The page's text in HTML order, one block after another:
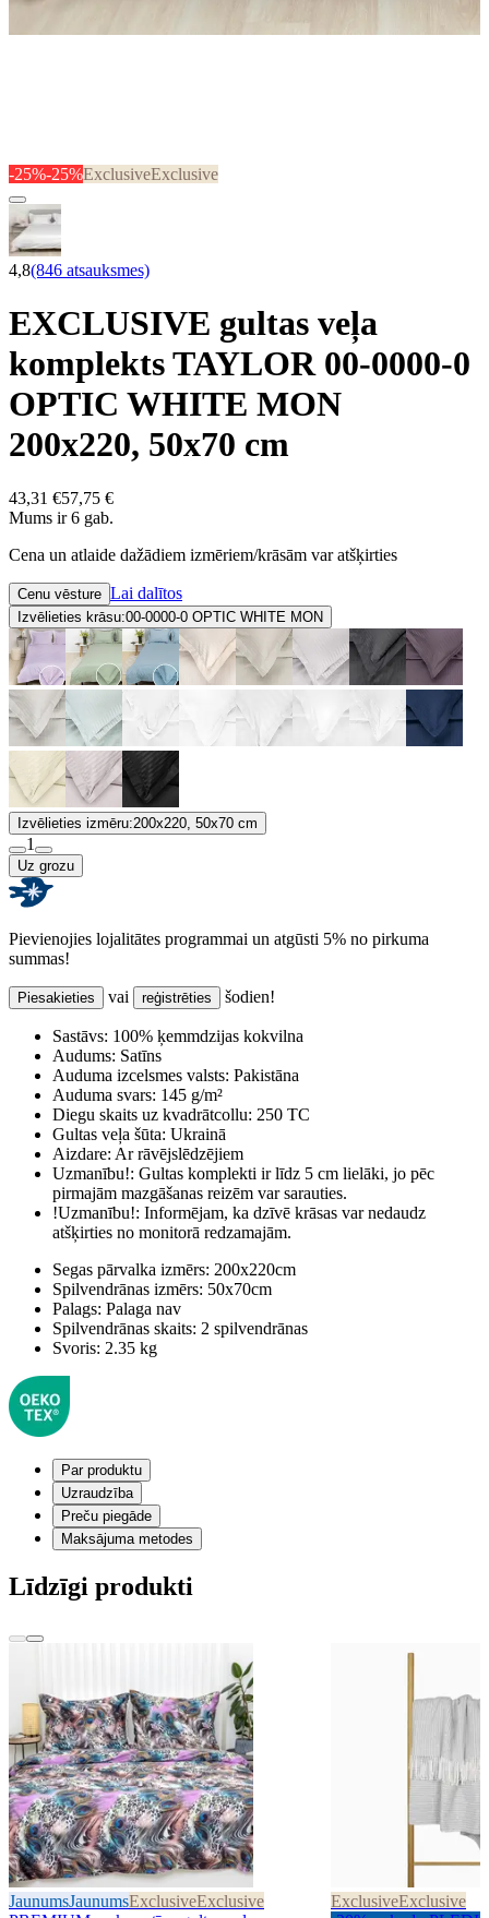
-25%-25%ExclusiveExclusive
4,8(846 atsauksmes)
EXCLUSIVE gultas veļa
komplekts TAYLOR 00-0000-0
OPTIC WHITE MON
200x220, 50x70 cm
43,31 €57,75 €
Mums ir 6 gab.
Cena un atlaide dažādiem izmēriem/krāsām var atšķirties
Cenu vēsture Lai dalītos
Izvēlieties krāsu:00-0000-0 OPTIC WHITE MON
Izvēlieties izmēru:200x220, 50x70 cm
1
Uz grozu
Pievienojies lojalitātes programmai un atgūsti 5% no pirkuma
summas!
Piesakieties vai reģistrēties šodien!
Sastāvs: 100% ķemmdzijas kokvilna
Audums: Satīns
Auduma izcelsmes valsts: Pakistāna
Auduma svars: 145 g/m²
Diegu skaits uz kvadrātcollu: 250 TC
Gultas veļa šūta: Ukrainā
Aizdare: Ar rāvējslēdzējiem
Uzmanību!: Gultas komplekti ir līdz 5 cm lielāki, jo pēc
pirmajām mazgāšanas reizēm var sarauties.
!Uzmanību!: Informējam, ka dzīvē krāsas var nedaudz
atšķirties no monitorā redzamajām.
Segas pārvalka izmērs: 200x220cm
Spilvendrānas izmērs: 50x70cm
Palags: Palaga nav
Spilvendrānas skaits: 2 spilvendrānas
Svoris: 2.35 kg
Par produktu
Uzraudzība
Preču piegāde
Maksājuma metodes
Līdzīgi produkti
JaunumsJaunumsExclusiveExclusive
ExclusiveExclusive